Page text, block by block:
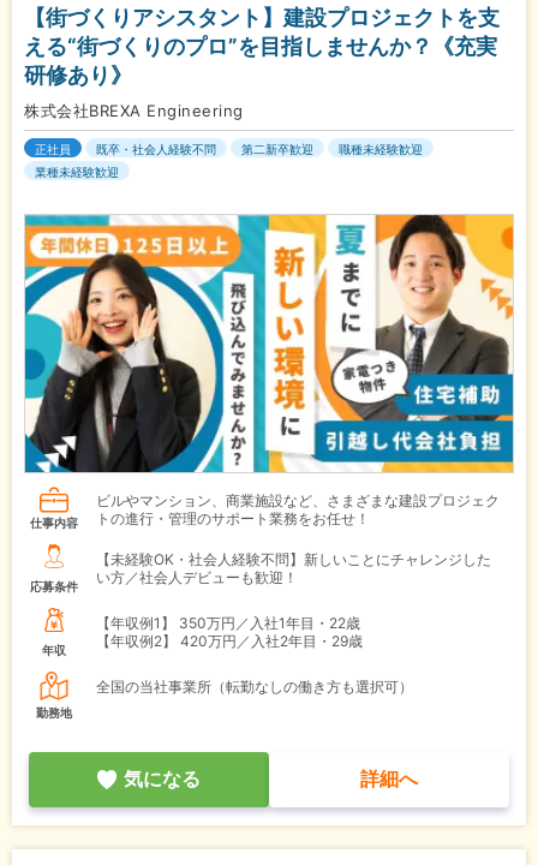
【街づくりアシスタント】建設プロジェクトを支
える“街づくりのプロ”を目指しませんか？《充実
研修あり》
株式会社BREXA Engineering
正社員 既卒・社会人経験不問 第二新卒歓迎
職種未経験歓迎
業種未経験歓迎
仕事内容
ビルやマンション、商業施設など、さまざまな建設プロジェク
トの進行・管理のサポート業務をお任せ！
応募条件
【未経験OK・社会人経験不問】新しいことにチャレンジした
い方／社会人デビューも歓迎！
年収
【年収例1】
350万円／入社1年目・22歳
【年収例2】
420万円／入社2年目・29歳
勤務地
全国の当社事業所（転勤なしの働き方も選択可）
気になる 詳細へ